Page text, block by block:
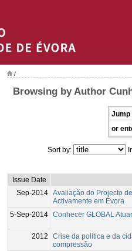
/
Browsing by Author
Jump
or
Sort by:
Issue Date
Sep-2014 Avaliação do Projecto
Activamente em Évora
5-Sep-2014 Conhecer GLOBAL
2012
Crise da política e da
compressão